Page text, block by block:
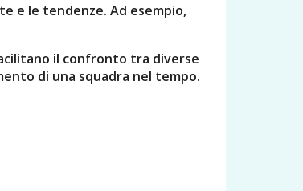
e le tendenze. Ad esempio,
il confronto tra diverse
di una squadra nel tempo.